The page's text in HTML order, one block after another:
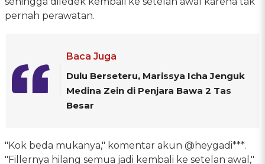
pernah perawatan.
Baca Juga
Dulu Berseteru, Marissya Icha Jenguk
Medina Zein di Penjara Bawa 2 Tas
Besar
"Kok beda mukanya," komentar akun @heygadi***.
"Fillernya hilang semua jadi kembali ke setelan awal,"